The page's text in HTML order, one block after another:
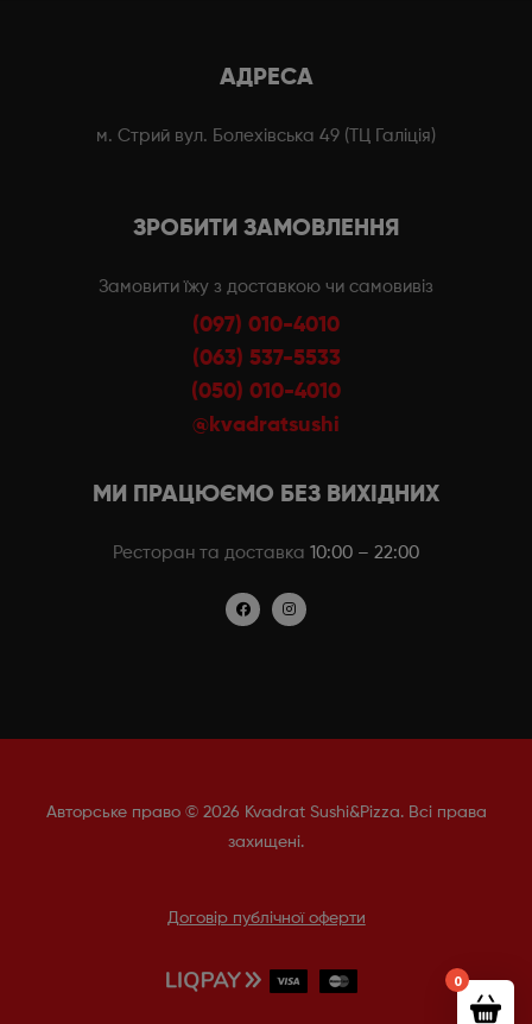
АДРЕСА
м. Стрий вул. Болехівська 49 (ТЦ Галіція)
ЗРОБИТИ ЗАМОВЛЕННЯ
Замовити їжу з доставкою чи самовивіз
(097) 010-4010
(063) 537-5533
(050) 010-4010
@kvadratsushi
МИ ПРАЦЮЄМО БЕЗ ВИХІДНИХ
Ресторан та доставка 10:00 – 22:00
Авторське право © 2026 Kvadrat Sushi&Pizza. Всі права
захищені.
Договір публічної оферти
0